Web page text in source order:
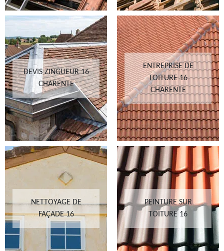
DEVIS ZINGUEUR 16
CHARENTE
ENTREPRISE DE
TOITURE 16
CHARENTE
NETTOYAGE DE
FAÇADE 16
PEINTURE SUR
TOITURE 16